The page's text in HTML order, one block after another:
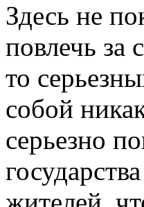
Здесь не
повлечь за
то
собой
серьезно